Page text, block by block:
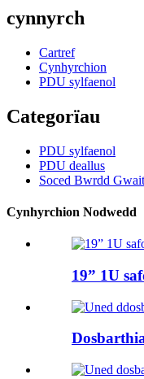
cynnyrch
Cartref
Cynhyrchion
PDU sylfaenol
Categorïau
PDU sylfaenol
PDU deallus
Soced Bwrdd
Cynhyrchion Nodwedd
19” 1U